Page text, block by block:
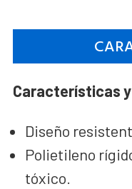
Características
Diseño
Polietileno
tóxico.